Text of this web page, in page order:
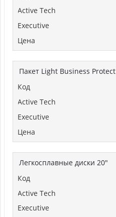
Пакет Light Business Protect
Легкосплавные диски 20"